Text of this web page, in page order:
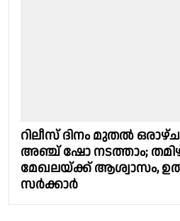
റിലീസ് ദിനം മുതൽ
അഞ്ച് ഷോ നടത്താം; തമിഴ്‌
മേഖലയ്ക്ക് ആശ്വാസം,
സർക്കാർ